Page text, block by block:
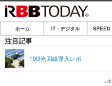
ホーム
IT・デジタル
ホーム IT・デジタル SPEED
注目記事
10G光回線導入レポ